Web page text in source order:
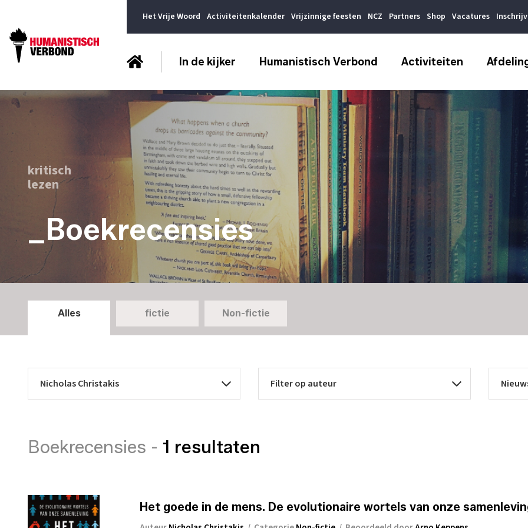
Het Vrije Woord Activiteitenkalender Vrijzinnige feesten NCZ Partners Shop Vacatures
In de kijker Humanistisch Verbond Activiteiten
kritisch
lezen
_Boekrecensies
Alles fictie Non-fictie
Boekrecensies - 1 resultaten
Het goede in de mens. De evolutionaire wortels van onze